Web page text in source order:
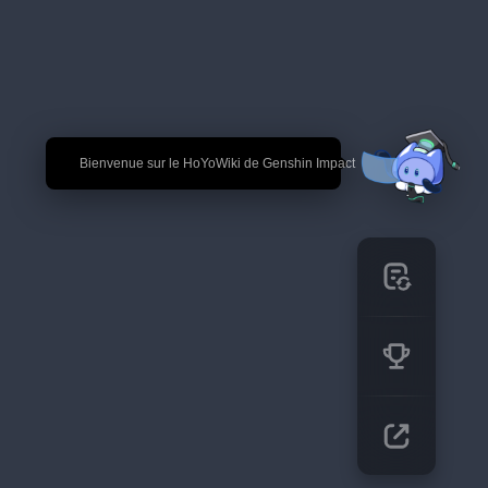
🎉 Bienvenue sur le HoYoWiki de Genshin Impact